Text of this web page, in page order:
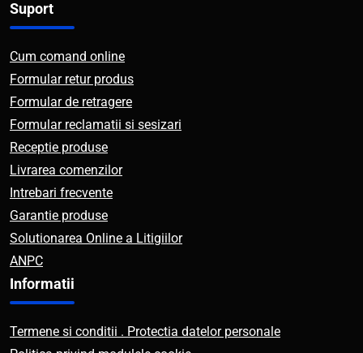
Suport
Cum comand online
Formular retur produs
Formular de retragere
Formular reclamatii si sesizari
Receptie produse
Livrarea comenzilor
Intrebari frecvente
Garantie produse
Solutionarea Online a Litigiilor
ANPC
Informatii
Termene si conditii . Protectia datelor personale